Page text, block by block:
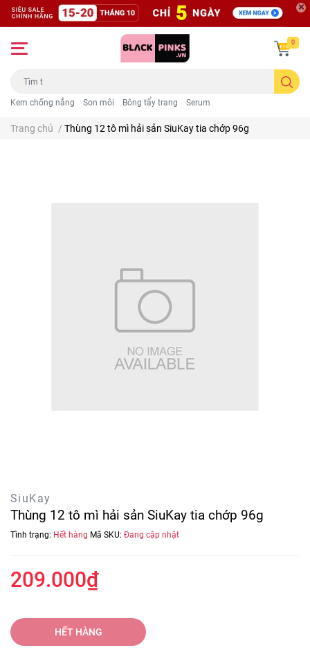
Kem chống nắng Son môi Bông tẩy trang Serum
0
Trang chủ / Thùng 12 tô mì hải sản SiuKay tia chớp 96g
SiuKay
Thùng 12 tô mì hải sản SiuKay tia chớp 96g
Tình trạng: Hết hàng Mã SKU: Đang cập nhật
209.000₫
HẾT HÀNG